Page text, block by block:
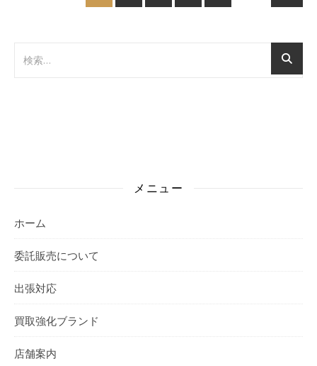
メニュー
ホーム
委託販売について
出張対応
買取強化ブランド
店舗案内